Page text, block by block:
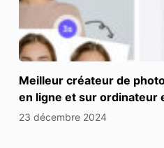
Meilleur créateur de
en ligne et sur ordinateur
23 décembre 2024